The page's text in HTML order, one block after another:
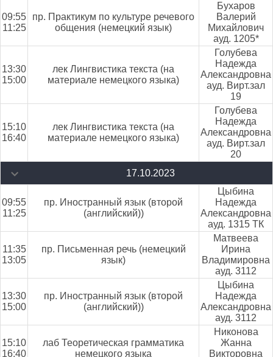
09:55
11:25
пр. Практикум по культуре речевого
общения (немецкий язык)
Бухаров
Валерий
Михайлович
ауд. 1205*
13:30
15:00
лек Лингвистика текста (на
материале немецкого языка)
Голубева
Надежда
Александровна
ауд. Вирт.зал
19
15:10
16:40
лек Лингвистика текста (на
материале немецкого языка)
Голубева
Надежда
Александровна
ауд. Вирт.зал
20
17.10.2023
09:55
11:25
пр. Иностранный язык (второй
(английский))
Цыбина
Надежда
Александровна
ауд. 1315 ТК
11:35
13:05
пр. Письменная речь (немецкий
язык)
Матвеева
Ирина
Владимировна
ауд. 3112
13:30
15:00
пр. Иностранный язык (второй
(английский))
Цыбина
Надежда
Александровна
ауд. 3112
15:10
16:40
лаб Теоретическая грамматика
немецкого языка
Никонова
Жанна
Викторовна